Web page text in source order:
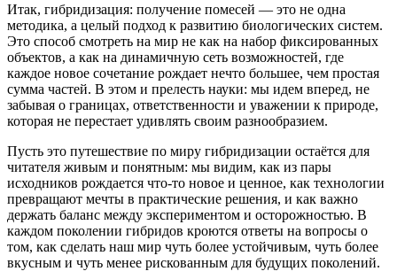
Итак, гибридизация: получение помесей — это не одна
методика, а целый подход к развитию биологических систем.
Это способ смотреть на мир не как на набор фиксированных
объектов, а как на динамичную сеть возможностей, где
каждое новое сочетание рождает нечто большее, чем простая
сумма частей. В этом и прелесть науки: мы идем вперед, не
забывая о границах, ответственности и уважении к природе,
которая не перестает удивлять своим разнообразием.
Пусть это путешествие по миру гибридизации остаётся для
читателя живым и понятным: мы видим, как из пары
исходников рождается что-то новое и ценное, как технологии
превращают мечты в практические решения, и как важно
держать баланс между экспериментом и осторожностью. В
каждом поколении гибридов кроются ответы на вопросы о
том, как сделать наш мир чуть более устойчивым, чуть более
вкусным и чуть менее рискованным для будущих поколений.